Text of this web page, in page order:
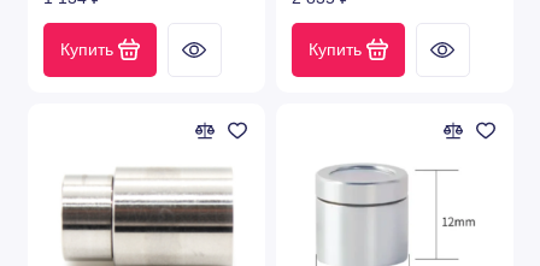
Купить Купить